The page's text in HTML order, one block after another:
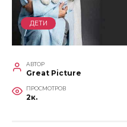
ДЕТИ
АВТОР
Great Picture
ПРОСМОТРОВ
2к.